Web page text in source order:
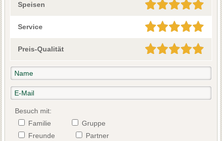
Speisen
Service
Preis-Qualität
Besuch mit:
Familie
Gruppe
Freunde
Partner